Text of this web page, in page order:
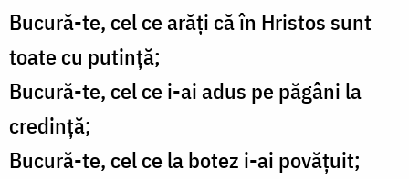
Bucură-te, cel ce arăți că în Hristos sunt
toate cu putință;
Bucură-te, cel ce i-ai adus pe păgâni la
credință;
Bucură-te, cel ce la botez i-ai povățuit;